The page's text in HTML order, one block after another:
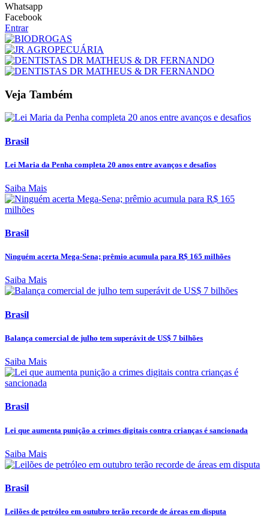
Whatsapp
Facebook
Entrar
Veja Também
Brasil
Lei Maria da Penha completa 20 anos entre avanços e desafios
Saiba Mais
Brasil
Ninguém acerta Mega-Sena; prêmio acumula para R$ 165 milhões
Saiba Mais
Brasil
Balança comercial de julho tem superávit de US$ 7 bilhões
Saiba Mais
Brasil
Lei que aumenta punição a crimes digitais contra crianças é sancionada
Saiba Mais
Brasil
Leilões de petróleo em outubro terão recorde de áreas em disputa